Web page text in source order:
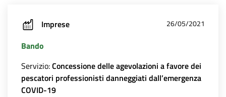
Imprese 26/05/2021
Bando
Servizio:Concessione delle agevolazioni a favore dei
pescatori professionisti danneggiati dall’emergenza
COVID-19